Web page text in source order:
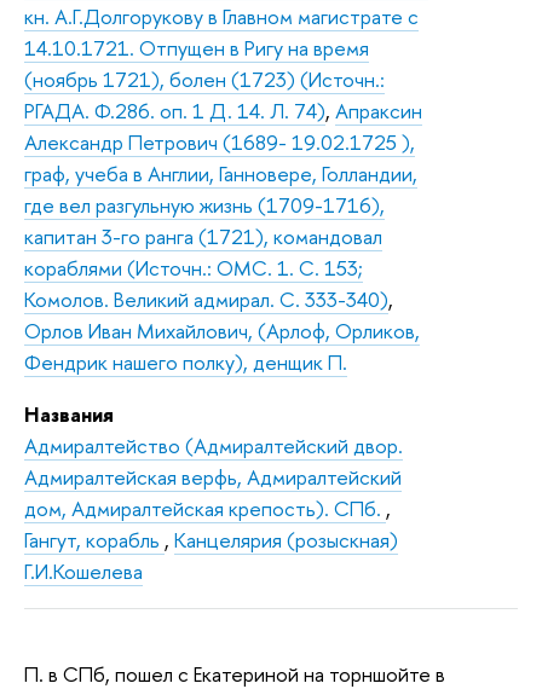
кн. А.Г.Долгорукову в Главном магистрате с
14.10.1721. Отпущен в Ригу на время
(ноябрь 1721), болен (1723) (Источн.:
РГАДА. Ф.286. оп. 1 Д. 14. Л. 74), Апраксин
Александр Петрович (1689- 19.02.1725 ),
граф, учеба в Англии, Ганновере, Голландии,
где вел разгульную жизнь (1709-1716),
капитан 3-го ранга (1721), командовал
кораблями (Источн.: ОМС. 1. С. 153;
Комолов. Великий адмирал. С. 333-340),
Орлов Иван Михайлович, (Арлоф, Орликов,
Фендрик нашего полку), денщик П.
Названия
Адмиралтейство (Адмиралтейский двор.
Адмиралтейская верфь, Адмиралтейский
дом, Адмиралтейская крепость). СПб. ,
Гангут, корабль , Канцелярия (розыскная)
Г.И.Кошелева
П. в СПб, пошел с Екатериной на торншойте в